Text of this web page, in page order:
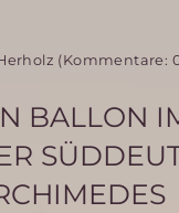
(Kommentare:
BALLON